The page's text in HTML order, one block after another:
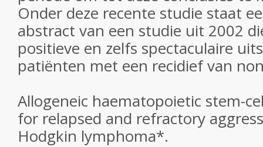
Onder deze recente studie staat
abstract van een studie uit 2002
positieve en zelfs spectaculaire
patiënten met een recidief van
Allogeneic haematopoietic stem-
for relapsed and refractory
Hodgkin lymphoma*.